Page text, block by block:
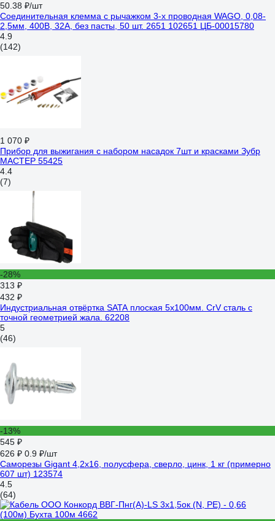
50.38 ₽/шт
Соединительная клемма с рычажком 3-х проводная WAGO, 0,08-
2,5мм, 400В, 32А, без пасты, 50 шт. 2651 102651 ЦБ-00015780
4.9
(142)
1 070 ₽
Прибор для выжигания с набором насадок 7шт и красками Зубр
МАСТЕР 55425
4.4
(7)
-28%
313 ₽
432 ₽
Индустриальная отвёртка SATA плоская 5x100мм. CrV сталь с
точной геометрией жала. 62208
5
(46)
-13%
545 ₽
626 ₽ 0.9 ₽/шт
Саморезы Gigant 4,2x16, полусфера, сверло, цинк, 1 кг (примерно
607 шт) 123574
4.5
(64)